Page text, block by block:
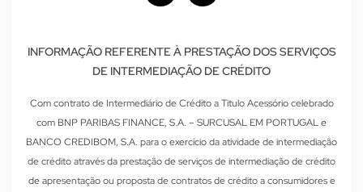
INFORMAÇÃO REFERENTE À PRESTAÇÃO DOS SERVIÇOS
DE INTERMEDIAÇÃO DE CRÉDITO
Com contrato de Intermediário de Crédito a Titulo Acessório celebrado
com BNP PARIBAS FINANCE, S.A. – SURCUSAL EM PORTUGAL e
BANCO CREDIBOM, S.A. para o exercício da atividade de intermediação
de crédito através da prestação de serviços de intermediação de crédito
de apresentação ou proposta de contratos de crédito a consumidores e